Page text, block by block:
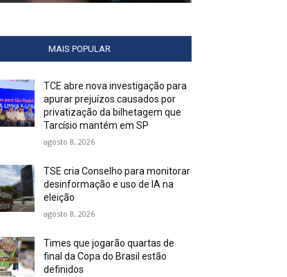
MAIS POPULAR
TCE abre nova investigação para
apurar prejuízos causados por
privatização da bilhetagem que
Tarcísio mantém em SP
agosto 8, 2026
TSE cria Conselho para monitorar
desinformação e uso de IA na
eleição
agosto 8, 2026
Times que jogarão quartas de
final da Copa do Brasil estão
definidos